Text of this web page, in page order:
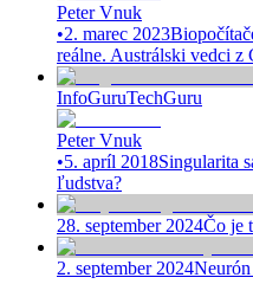
Peter Vnuk
•2. marec 2023
reálne. Austrálski vedci z
InfoGuruTechGuru
Peter Vnuk
•5. apríl 2018Singularita
ľudstva?
28. september 2024Čo je
2. september 2024